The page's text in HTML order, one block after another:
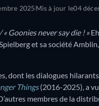
2025Mis à jour le04
« Goonies never say die ! »
et sa société
dont les dialogues
Things(2016-2025), a
membres de la